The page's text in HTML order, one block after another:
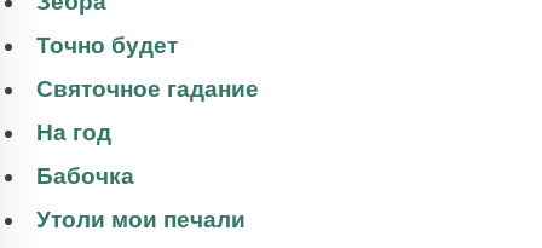
Точно будет
Святочное гадание
На год
Бабочка
Утоли мои печали